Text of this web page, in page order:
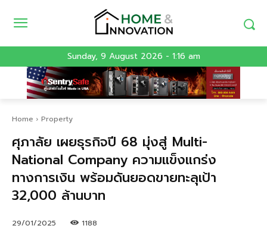
Sunday, 9 August 2026 - 1:16 am
Home Property
ศุภาลัย เผยธุรกิจปี 68 มุ่งสู่ Multi-
National Company ความแข็งแกร่ง
ทางการเงิน พร้อมดันยอดขายทะลุเป้า
32,000 ล้านบาท
29/01/2025 1188